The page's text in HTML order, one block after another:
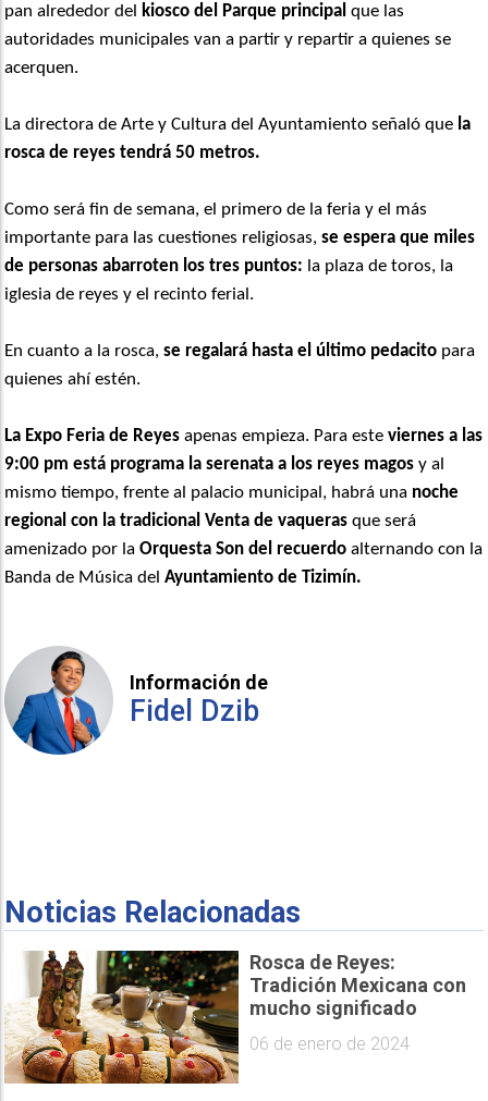
pan alrededor del
kiosco del Parque principal que las
autoridades municipales van a partir y repartir a quienes se
acerquen.
La directora de Arte y Cultura del Ayuntamiento señaló que la
rosca de reyes tendrá 50 metros.
Como será fin de semana, el primero de la feria y el más
importante para las cuestiones religiosas,se espera que miles
de personas abarroten los tres puntos: la plaza de toros, la
iglesia de reyes y el recinto ferial.
En cuanto a la rosca,se regalará hasta el último pedacito para
quienes ahí estén.
La Expo Feria de Reyes apenas empieza. Para esteviernes a las
9:00 pm está programa la serenata a los reyes magos y al
mismo tiempo, frente al palacio municipal, habrá una noche
regional con la tradicional Venta de vaqueras que será
amenizado por la Orquesta Son del recuerdo alternando con la
Banda de Música delAyuntamiento de Tizimín.
Información de
Fidel Dzib
Noticias Relacionadas
Rosca de Reyes:
Tradición Mexicana con
mucho significado
06 de enero de 2024